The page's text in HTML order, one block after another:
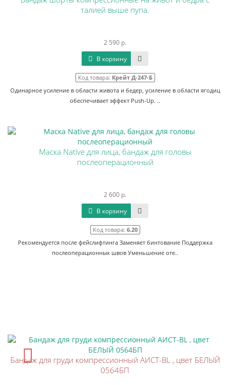
талией выше пупа.
2 590 р.
В корзину
Код товара: Крейт Д-247-Б
Одинарное усиление в области живота и бедер, усиление в области ягодиц
обеспечивает эффект Push-Up. ..
Маска Native для лица, бандаж для головы
послеоперационный
2 600 р.
В корзину
Код товара: 6.20
Рекомендуется после фейслифтинга Заменяет бинтование Поддержка
послеоперационных швов Уменьшение оте..
Бандаж для груди компрессионный АИСТ-BL , цвет БЕЛЫЙ
0564БП